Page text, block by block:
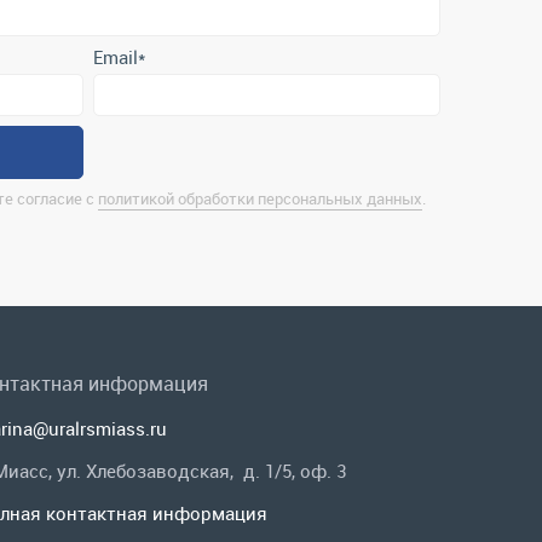
информация
ул. Хлебозаводская, д. 1/5, оф. 3
контактная информация